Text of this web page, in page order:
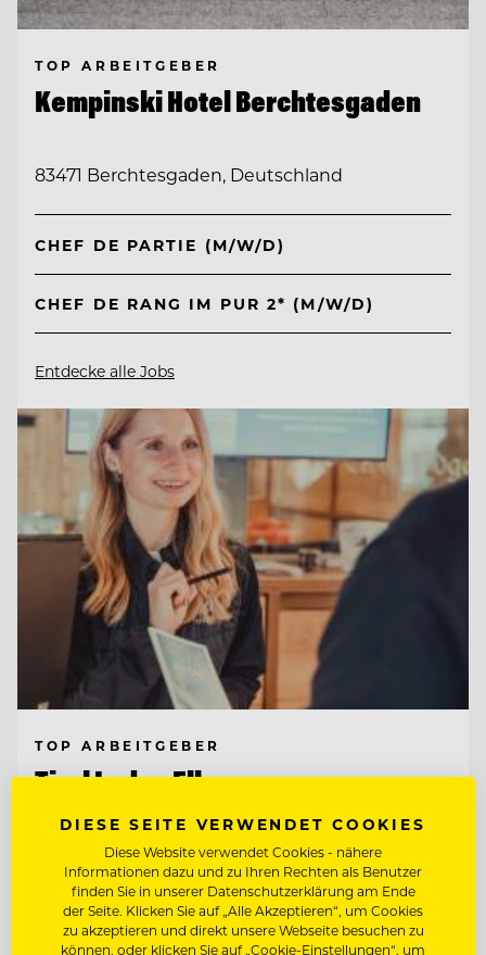
TOP ARBEITGEBER
Kempinski Hotel Berchtesgaden
83471 Berchtesgaden, Deutschland
CHEF DE PARTIE (M/W/D)
CHEF DE RANG IM PUR 2* (M/W/D)
Entdecke alle Jobs
TOP ARBEITGEBER
Tirol Lodge Ellmau
6352 Ellmau, Österreich
CHEF DE RANG
DIESE SEITE VERWENDET COOKIES
Diese Website verwendet Cookies - nähere
Informationen dazu und zu Ihren Rechten als Benutzer
finden Sie in unserer Datenschutzerklärung am Ende
der Seite. Klicken Sie auf „Alle Akzeptieren“, um Cookies
zu akzeptieren und direkt unsere Webseite besuchen zu
können, oder klicken Sie auf „Cookie-Einstellungen“, um